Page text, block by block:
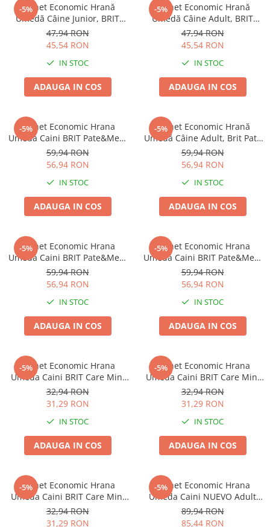
-5%
Pachet Economic Hrană
Umedă Câine Junior, BRIT
Premium by Nature, Curcan și
Ficat, 6x400g
47,94 RON
45,54 RON
IN STOC
ADAUGA IN COS
-5%
Pachet Economic Hrană
Umedă Câine Adult, BRIT
Premium by Nature, Miel și
Hrișcă, 6x400g
47,94 RON
45,54 RON
IN STOC
ADAUGA IN COS
-5%
Pachet Economic Hrana
Umeda Caini BRIT Pate&Meat
Somon 6x400g
59,94 RON
56,94 RON
IN STOC
ADAUGA IN COS
-5%
Pachet Economic Hrană
Umedă Câine Adult, Brit Pate
& Meat, Curcan, 6x400g
59,94 RON
56,94 RON
IN STOC
ADAUGA IN COS
-5%
Pachet Economic Hrana
Umeda Caini BRIT Pate&Meat
Pui 6x400g
59,94 RON
56,94 RON
IN STOC
ADAUGA IN COS
-5%
Pachet Economic Hrana
Umeda Caini BRIT Pate&Meat
Vita 6x400g
59,94 RON
56,94 RON
IN STOC
ADAUGA IN COS
-5%
Pachet Economic Hrana
Umeda Caini BRIT Care Mini
Puppy Miel in Sos 6x85g
32,94 RON
31,29 RON
IN STOC
ADAUGA IN COS
-5%
Pachet Economic Hrana
Umeda Caini BRIT Care Mini
Iepure si Somon in Sos 6x85g
32,94 RON
31,29 RON
IN STOC
ADAUGA IN COS
-5%
Pachet Economic Hrana
Umeda Caini BRIT Care Mini
Vanat in Sos 6x85g
32,94 RON
31,29 RON
-5%
Pachet Economic Hrana
Umeda Caini NUEVO Adult
Caprioara 6x800g
89,94 RON
85,44 RON